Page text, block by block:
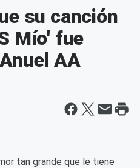
su canción
Mío' fue
AA
tan grande que le tiene